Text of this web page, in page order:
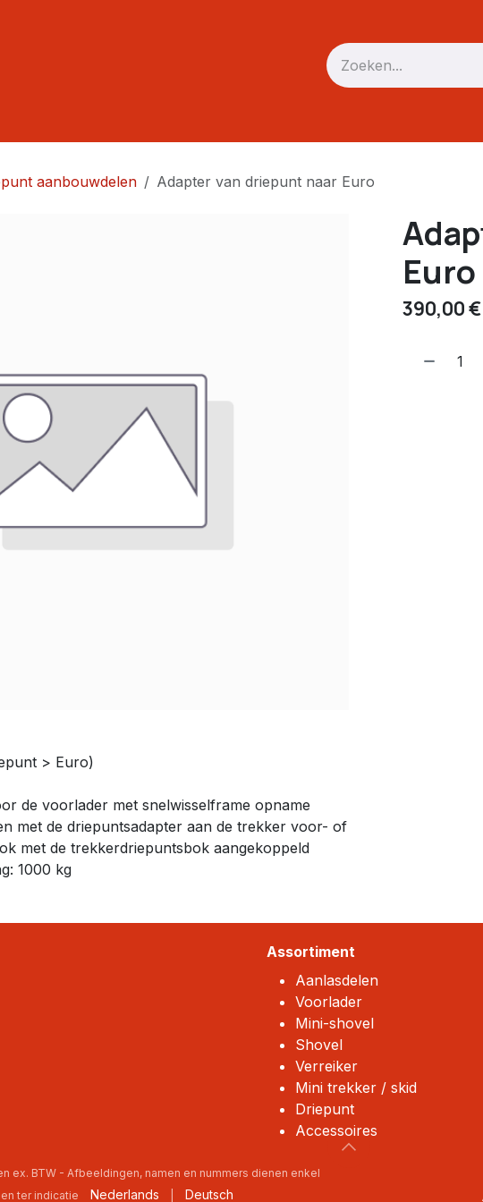
aanbouwdelen Adapter van driepunt naar Euro
Euro
390,00€
> Euro)
de voorlader met snelwisselframe opname
met de driepuntsadapter aan de trekker voor- of
met de trekkerdriepuntsbok aangekoppeld
1000 kg
Assortiment
Aanlasdelen
Voorlader
Mini-shovel
Shovel
Verreiker
Mini trekker / skid
Driepunt
Accessoires
ex. BTW - Afbeeldingen, namen en nummers dienen enkel
ter indicatie
Nederlands Deutsch